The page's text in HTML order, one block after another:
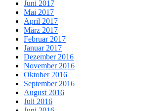
Juni 2017
Mai 2017
April 2017
März 2017
Februar 2017
Januar 2017
Dezember 2016
November 2016
Oktober 2016
September 2016
August 2016
Juli 2016